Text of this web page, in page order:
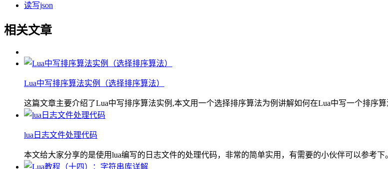
读写json
相关文章
Lua中写排序算法实例（选择排序算法）
这篇文章主要介绍了Lua中写排序算法实例,本文用一个选择排序算法为例讲解如何在Lua中写一个排序
lua日志文件处理代码
本文给大家分享的是使用lua编写的日志文件的处理代码，非常的简单实用，有需要的小伙伴可以参考下